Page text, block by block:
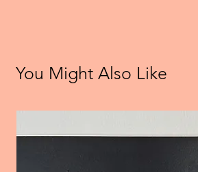
You Might Also Like